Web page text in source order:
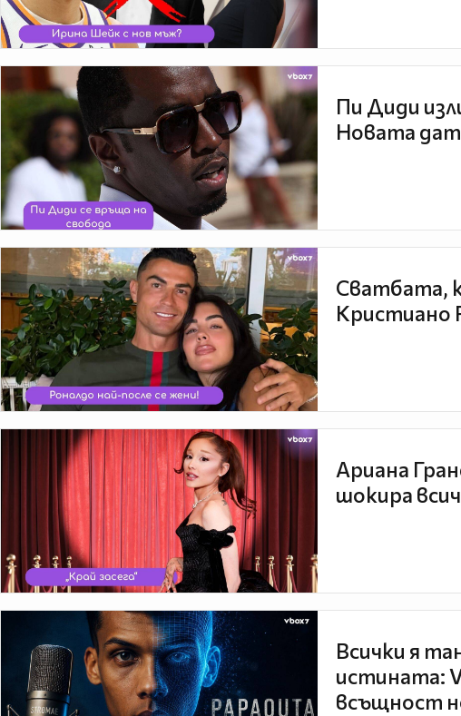
Пи Диди
Новата
Сватбата,
Кристиано
Ариана
шокира
Всички я
истината:
всъщност